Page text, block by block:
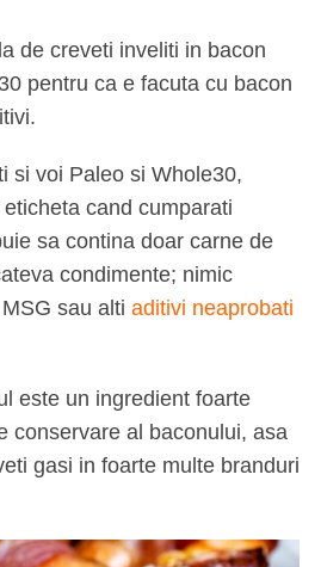
de creveti inveliti in bacon
pentru ca e facuta cu bacon
si voi Paleo si Whole30,
cand cumparati
sa contina doar carne de
condimente; nimic
sau alti aditivi neaprobati
este un ingredient foarte
conservare al baconului, asa
gasi in foarte multe branduri